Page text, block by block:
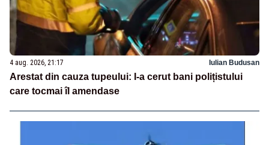
4 aug. 2026, 21:17 Iulian Budusan
Arestat din cauza tupeului: I-a cerut bani polițistului
care tocmai îl amendase